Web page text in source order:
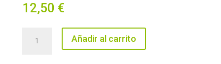
12,50 €
Tunel
Añadir al carrito